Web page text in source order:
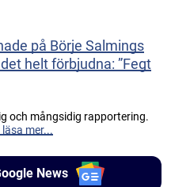
på Börje Salmings
helt förbjudna: ”Fegt
och mångsidig rapportering.
mer...
News